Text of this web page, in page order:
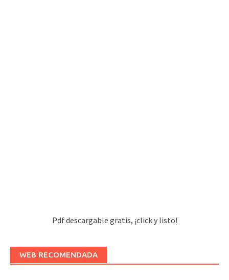
Pdf descargable gratis, ¡click y listo!
WEB RECOMENDADA